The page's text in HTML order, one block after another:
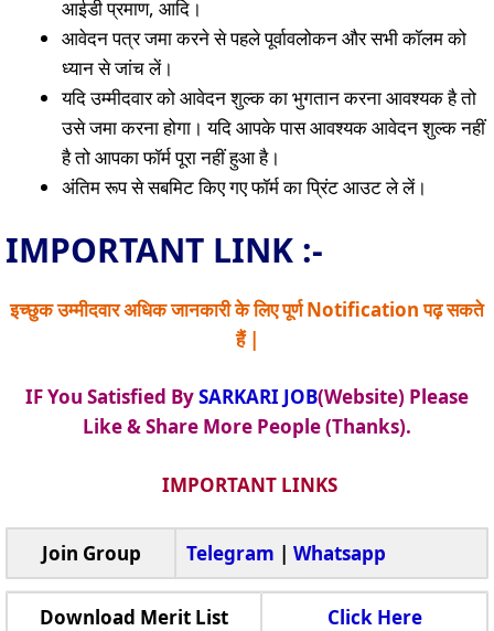
आईडी प्रमाण, आदि।
आवेदन पत्र जमा करने से पहले पूर्वावलोकन और सभी कॉलम को
ध्यान से जांच लें।
यदि उम्मीदवार को आवेदन शुल्क का भुगतान करना आवश्यक है तो
उसे जमा करना होगा। यदि आपके पास आवश्यक आवेदन शुल्क नहीं
है तो आपका फॉर्म पूरा नहीं हुआ है।
अंतिम रूप से सबमिट किए गए फॉर्म का प्रिंट आउट ले लें।
IMPORTANT LINK :-
इच्छुक उम्मीदवार अधिक जानकारी के लिए पूर्ण Notification पढ़ सकते
हैं |
IF You Satisfied BySARKARI JOB(Website) Please
Like & Share More People (Thanks).
IMPORTANT LINKS
Join Group Telegram | Whatsapp
Download Merit List
Click Here